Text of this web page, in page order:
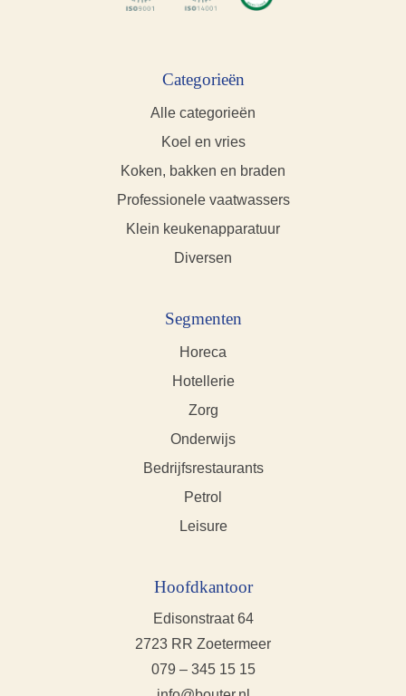
Categorieën
Alle categorieën
Koel en vries
Koken, bakken en braden
Professionele vaatwassers
Klein keukenapparatuur
Diversen
Segmenten
Horeca
Hotellerie
Zorg
Onderwijs
Bedrijfsrestaurants
Petrol
Leisure
Hoofdkantoor
Edisonstraat 64
2723 RR Zoetermeer
079 – 345 15 15